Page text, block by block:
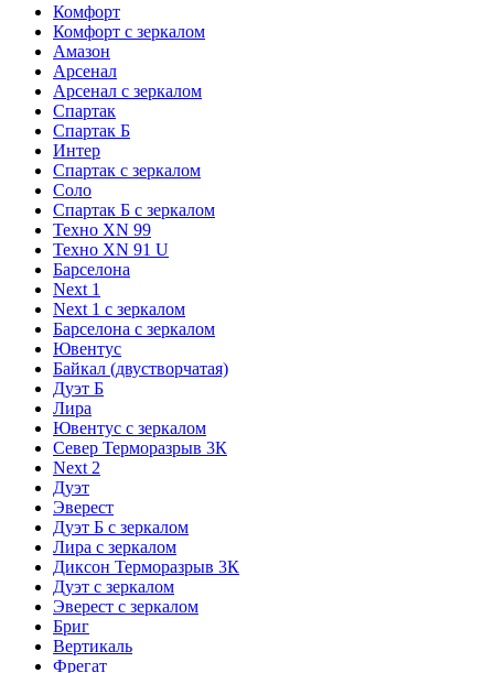
Комфорт
Комфорт с зеркалом
Амазон
Арсенал
Арсенал с зеркалом
Спартак
Спартак Б
Интер
Спартак с зеркалом
Соло
Спартак Б с зеркалом
Техно XN 99
Техно XN 91 U
Барселона
Next 1
Next 1 с зеркалом
Барселона с зеркалом
Ювентус
Байкал (двустворчатая)
Дуэт Б
Лира
Ювентус с зеркалом
Север Терморазрыв 3К
Next 2
Дуэт
Эверест
Дуэт Б с зеркалом
Лира с зеркалом
Диксон Терморазрыв 3К
Дуэт с зеркалом
Эверест с зеркалом
Бриг
Вертикаль
Фрегат